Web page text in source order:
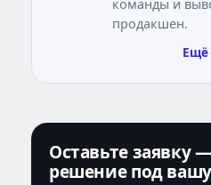
команды и
продакшен.
Ещё
Оставьте заявку
решение под